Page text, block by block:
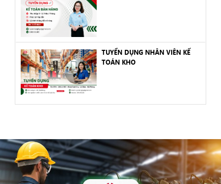
TUYỂN DỤNG NHÂN VIÊN KẾ
TOÁN KHO